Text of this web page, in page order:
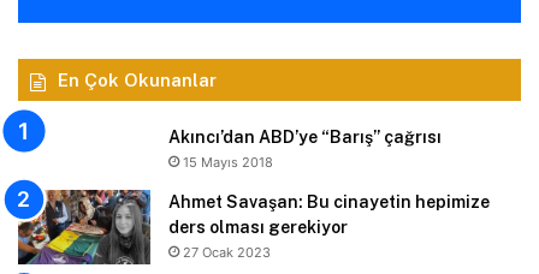
En Çok Okunanlar
Akıncı’dan ABD’ye “Barış” çağrısı
15 Mayıs 2018
Ahmet Savaşan: Bu cinayetin hepimize
ders olması gerekiyor
27 Ocak 2023